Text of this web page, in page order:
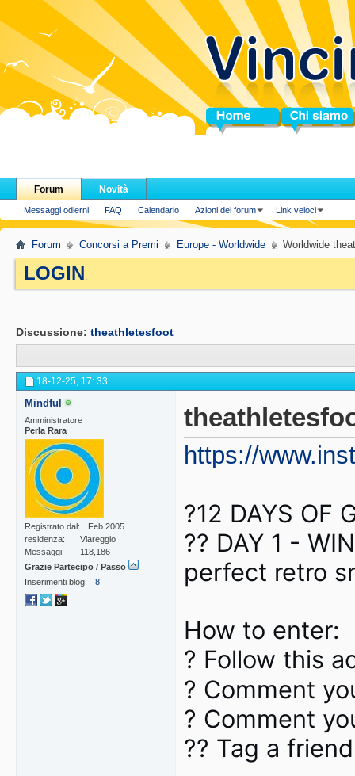
Home Chi siamo
Forum
Messaggi odierni FAQ Calendario Azioni del forum Link veloci
Novità
Forum Concorsi a Premi Europe - Worldwide Worldwide
LOGIN.
Discussione: theathletesfoot
18-12-25, 17: 33
Mindful
Amministratore
Perla Rara
Registrato dal
Feb 2005
residenza
Viareggio
Messaggi
118,186
Grazie Partecipo / Passo
Inserimenti blog
8
https://
?12 DAYS OF
?? DAY 1 -
perfect retro
How to enter:
? Follow this
? Comment
? Comment
?? Tag a